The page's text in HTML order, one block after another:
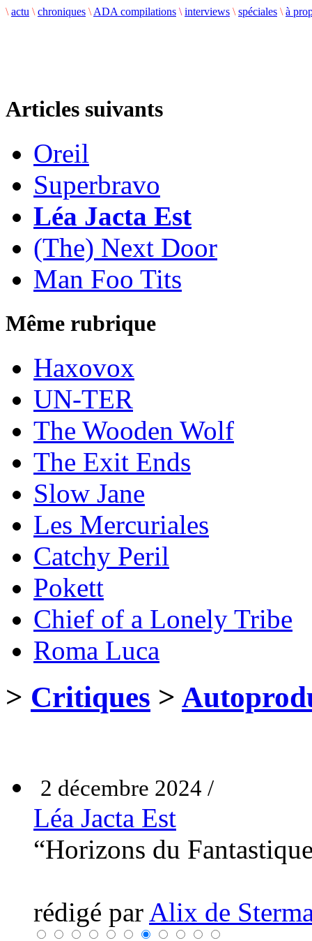
\ actu \ chroniques \ ADA compilations \ interviews \ spéciales \ à
Articles suivants
Oreil
Superbravo
Léa Jacta Est
(The) Next Door
Man Foo Tits
Même rubrique
Haxovox
UN-TER
The Wooden Wolf
The Exit Ends
Slow Jane
Les Mercuriales
Catchy Peril
Pokett
Chief of a Lonely Tribe
Roma Luca
> Critiques >
2 décembre 2024 /
Léa Jacta Est
“Horizons du
rédigé par Alix de